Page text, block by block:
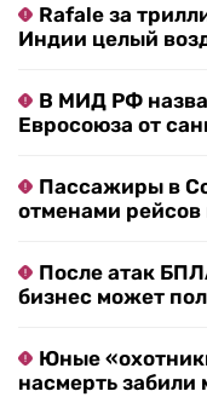
Rafale за
Индии целый
В МИД РФ
Евросоюза от
Пассажиры в
отменами
После атак
бизнес может
Юные
насмерть